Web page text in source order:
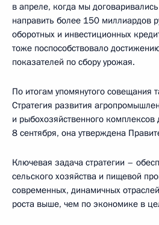
в апреле, когда мы
направить более 150 миллиардов
оборотных и инвестиционных
тоже поспособствовало
показателей по сбору урожая.
По итогам упомянутого совещания
Стратегия развития
и рыбохозяйственного
8 сентября, она утверждена
Ключевая задача стратегии –
сельского хозяйства и пищевой
современных, динамичных
роста выше, чем по экономике в